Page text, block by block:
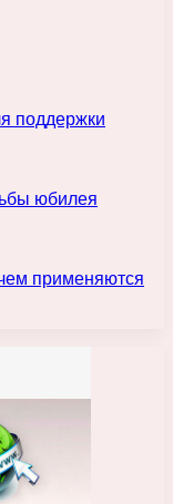
поддержки
юбилея
применяются